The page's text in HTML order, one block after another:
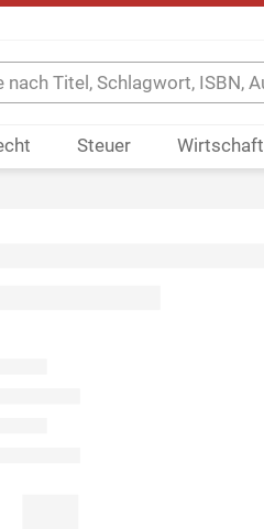
Steuer Wirtschaft